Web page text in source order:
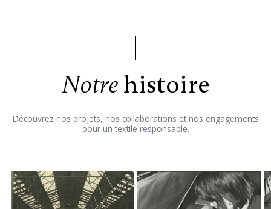
Notre histoire
Découvrez nos projets, nos collaborations et nos engagements
pour un textile responsable.